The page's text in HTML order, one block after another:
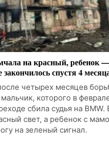
на красный, ребенок
спустя 4
четырех месяцев
которого в
сбила судья на BMW.
свет, а ребенок с
на зеленый сигнал.